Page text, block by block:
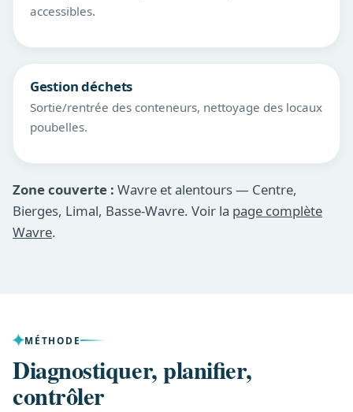
accessibles.
Gestion déchets
Sortie/rentrée des conteneurs, nettoyage des locaux
poubelles.
Zone couverte : Wavre et alentours — Centre,
Bierges, Limal, Basse-Wavre. Voir la page complète
Wavre.
MÉTHODE
Diagnostiquer, planifier,
contrôler